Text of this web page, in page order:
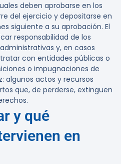
deben aprobarse en los
del ejercicio y depositarse en
siguiente a su aprobación. El
responsabilidad de los
y, en casos
con entidades públicas o
o impugnaciones de
algunos actos y recursos
que, de perderse, extinguen
y qué
en